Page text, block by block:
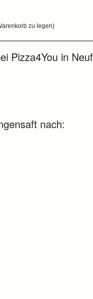
zu legen)
Pizza4You in
nach: